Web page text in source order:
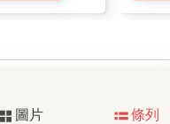
圖片 條列